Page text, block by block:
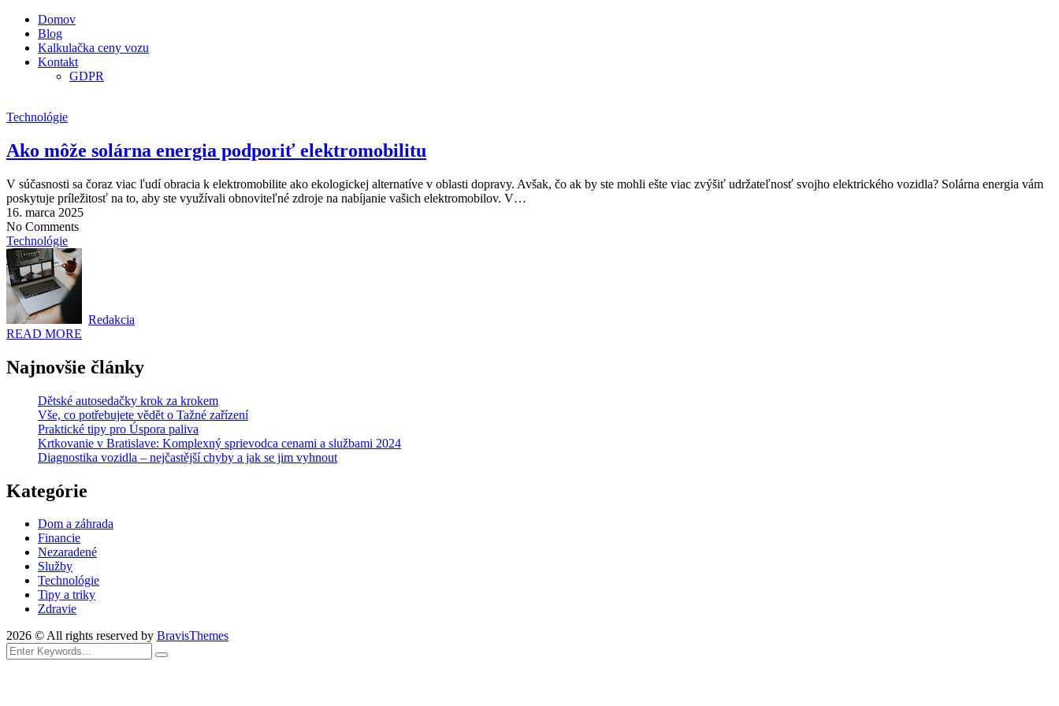
Domov
Blog
Kalkulačka ceny vozu
Kontakt
GDPR
Technológie
Akо môže solárna energia podporiť elektromobilitu
V súčasnosti sa čoraz viac ľudí obracia k elektromobilite ako ekologickej alternatíve v oblasti dopravy. Avšak, čo ak by ste mohli ešte viac zvýšiť udržateľnosť svojho elektrického vozidla? Solárna energia vám
poskytuje príležitosť na to, aby ste využívali obnoviteľné zdroje na nabíjanie vašich elektromobilov. V…
16. marca 2025
No Comments
Technológie
Redakcia
READ MORE
Najnovšie články
Dětské autosedačky krok za krokem
Vše, co potřebujete vědět o Tažné zařízení
Praktické tipy pro Úspora paliva
Krtkovanie v Bratislave: Komplexný sprievodca cenami a službami 2024
Diagnostika vozidla – nejčastější chyby a jak se jim vyhnout
Kategórie
Dom a záhrada
Financie
Nezaradené
Služby
Technológie
Tipy a triky
Zdravie
2026 © All rights reserved by BravisThemes